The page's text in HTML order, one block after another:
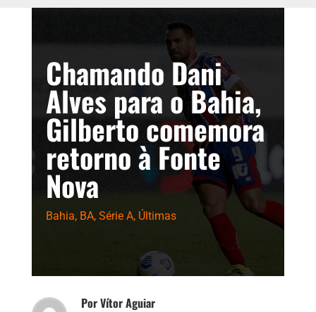
Chamando Dani
Alves para o Bahia,
Gilberto comemora
retorno à Fonte
Nova
Bahia, BA, Série A, Últimas
Por Vítor Aguiar